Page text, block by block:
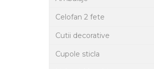
Celofan 2 fete
Cutii decorative
Cupole sticla